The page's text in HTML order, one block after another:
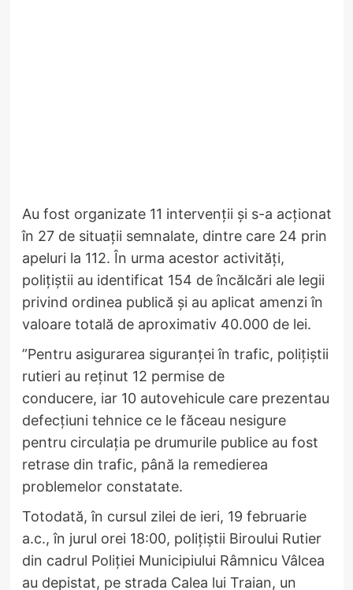
Au fost organizate 11 intervenții și s-a acționat
în 27 de situații semnalate, dintre care 24 prin
apeluri la 112. În urma acestor activități,
polițiștii au identificat 154 de încălcări ale legii
privind ordinea publică și au aplicat amenzi în
valoare totală de aproximativ 40.000 de lei.
”Pentru asigurarea siguranței în trafic, polițiștii
rutieri au reținut 12 permise de
conducere, iar 10 autovehicule care prezentau
defecțiuni tehnice ce le făceau nesigure
pentru circulația pe drumurile publice au fost
retrase din trafic, până la remedierea
problemelor constatate.
Totodată, în cursul zilei de ieri, 19 februarie
a.c., în jurul orei 18:00, polițiștii Biroului Rutier
din cadrul Poliției Municipiului Râmnicu Vâlcea
au depistat, pe strada Calea lui Traian, un